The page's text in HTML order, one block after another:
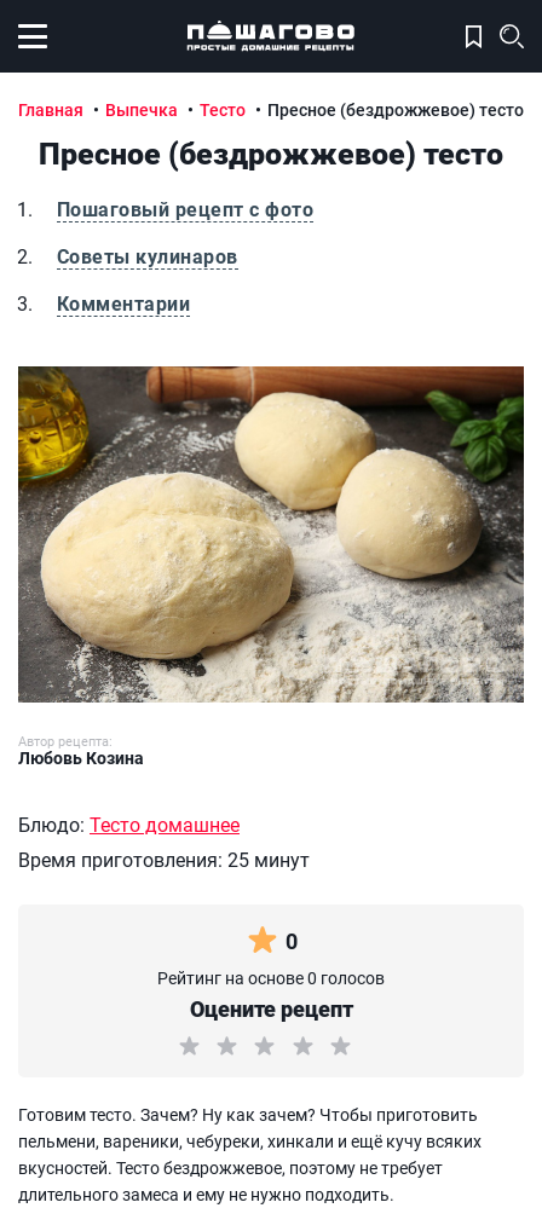
Открыть меню
Главная Выпечка Тесто Пресное (бездрожжевое) тесто
Пресное (бездрожжевое) тесто
Пошаговый рецепт с фото
Советы кулинаров
Комментарии
Пресное (бездрожжевое) тесто
Автор рецепта:
Любовь Козина
Блюдо: Тесто домашнее
Время приготовления: 25 минут
0
Рейтинг на основе 0 голосов
Оцените рецепт
Готовим тесто. Зачем? Ну как зачем? Чтобы приготовить
пельмени, вареники, чебуреки, хинкали и ещё кучу всяких
вкусностей. Тесто бездрожжевое, поэтому не требует
длительного замеса и ему не нужно подходить.